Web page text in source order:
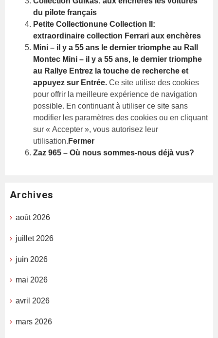
du pilote français
Petite Collectionune Collection II:
extraordinaire collection Ferrari aux enchères
Mini – il y a 55 ans le dernier triomphe au Rall
Montec Mini – il y a 55 ans, le dernier triomphe
au Rallye Entrez la touche de recherche et
appuyez sur Entrée. Ce site utilise des cookies
pour offrir la meilleure expérience de navigation
possible. En continuant à utiliser ce site sans
modifier les paramètres des cookies ou en cliquant
sur « Accepter », vous autorisez leur
utilisation. Fermer
Zaz 965 – Où nous sommes-nous déjà vus?
Archives
août 2026
juillet 2026
juin 2026
mai 2026
avril 2026
mars 2026